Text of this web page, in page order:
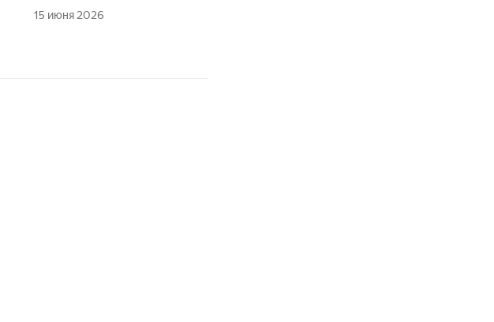
15 июня 2026